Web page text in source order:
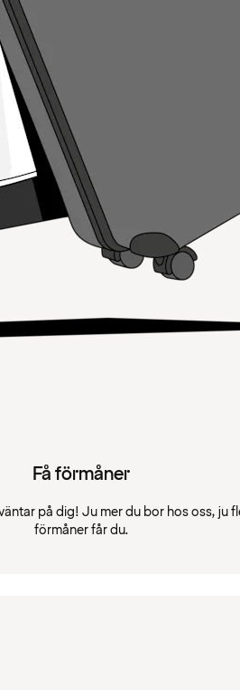
Få förmåner
på dig! Ju mer du bor hos oss, ju
förmåner får du.